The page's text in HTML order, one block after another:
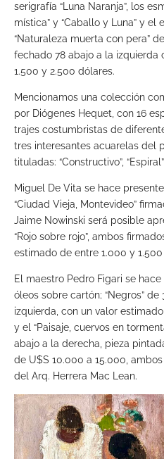
serigrafía “Luna Naranja”, los
mística” y “Caballo y Luna” y
“Naturaleza muerta con pera”
fechado 78 abajo a la izquierda
1.500 y 2.500 dólares.
Mencionamos una colección
por Diógenes Hequet, con 16
trajes costumbristas de
tres interesantes acuarelas del
tituladas: “Constructivo”,
Miguel De Vita se hace
“Ciudad Vieja, Montevideo”
Jaime Nowinski será posible
“Rojo sobre rojo”, ambos
estimado de entre 1.000 y
El maestro Pedro Figari se
óleos sobre cartón; “Negros”
izquierda, con un valor
y el “Paisaje, cuervos en
abajo a la derecha, pieza
de U$S 10.000 a 15.000,
del Arq. Herrera Mac Lean.